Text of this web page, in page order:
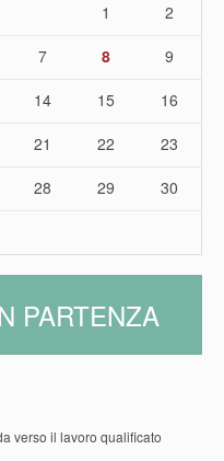
1
2
7 8
9
14 15
16
21 22
23
28 29
30
PARTENZA
verso il lavoro qualificato